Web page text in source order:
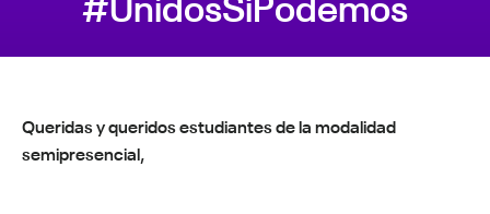
Queridas y queridos estudiantes de la modalidad
semipresencial,